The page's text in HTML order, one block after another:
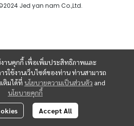
งานคุกกี้ เพื่อเพิ่มประสิทธิภาพและ
ใช้งานเว็บไซต์ของท่าน ท่านสามารถ
ติมได้ที่ นโยบายความเป็นส่วนตัว and
นโยบายคุกกี้
Accept All
Jed yan nam Co.,Ltd.